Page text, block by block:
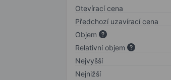
Otevírací cena
Předchozí uzavírací cena
Objem
Relativní objem
Nejvyšší
Nejnižší